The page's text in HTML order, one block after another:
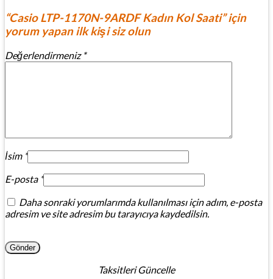
“Casio LTP-1170N-9ARDF Kadın Kol Saati” için
yorum yapan ilk kişi siz olun
Değerlendirmeniz *
İsim *
E-posta *
Daha sonraki yorumlarımda kullanılması için adım, e-posta
adresim ve site adresim bu tarayıcıya kaydedilsin.
Taksitleri Güncelle